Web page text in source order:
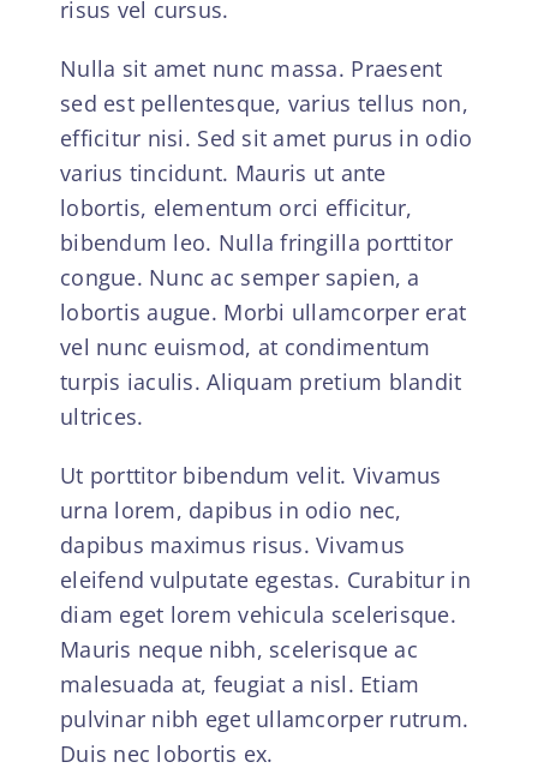
risus vel cursus.
Nulla sit amet nunc massa. Praesent
sed est pellentesque, varius tellus non,
efficitur nisi. Sed sit amet purus in odio
varius tincidunt. Mauris ut ante
lobortis, elementum orci efficitur,
bibendum leo. Nulla fringilla porttitor
congue. Nunc ac semper sapien, a
lobortis augue. Morbi ullamcorper erat
vel nunc euismod, at condimentum
turpis iaculis. Aliquam pretium blandit
ultrices.
Ut porttitor bibendum velit. Vivamus
urna lorem, dapibus in odio nec,
dapibus maximus risus. Vivamus
eleifend vulputate egestas. Curabitur in
diam eget lorem vehicula scelerisque.
Mauris neque nibh, scelerisque ac
malesuada at, feugiat a nisl. Etiam
pulvinar nibh eget ullamcorper rutrum.
Duis nec lobortis ex.